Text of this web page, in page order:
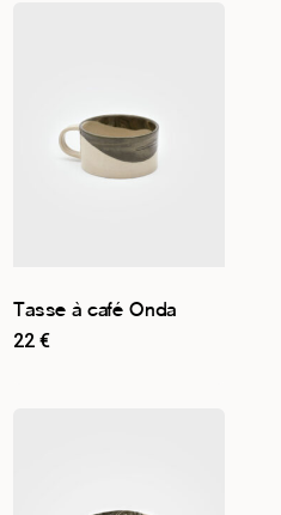
Tasse à café Onda
22 €